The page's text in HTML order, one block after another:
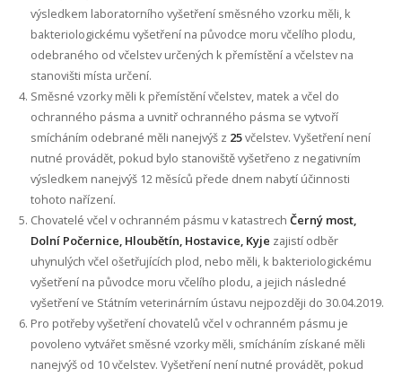
výsledkem laboratorního vyšetření směsného vzorku měli, k
bakteriologickému vyšetření na původce moru včelího plodu,
odebraného od včelstev určených k přemístění a včelstev na
stanovišti místa určení.
Směsné vzorky měli k přemístění včelstev, matek a včel do
ochranného pásma a uvnitř ochranného pásma se vytvoří
smícháním odebrané měli nanejvýš z 25včelstev. Vyšetření není
nutné provádět, pokud bylo stanoviště vyšetřeno z negativním
výsledkem nanejvýš 12 měsíců přede dnem nabytí účinnosti
tohoto nařízení.
Chovatelé včel v ochranném pásmu v katastrechČerný most,
Dolní Počernice, Hloubětín, Hostavice, Kyje zajistí odběr
uhynulých včel ošetřujících plod, nebo měli, k bakteriologickému
vyšetření na původce moru včelího plodu, a jejich následné
vyšetření ve Státním veterinárním ústavu nejpozději do 30.04.2019.
Pro potřeby vyšetření chovatelů včel v ochranném pásmu je
povoleno vytvářet směsné vzorky měli, smícháním získané měli
nanejvýš od 10 včelstev. Vyšetření není nutné provádět, pokud